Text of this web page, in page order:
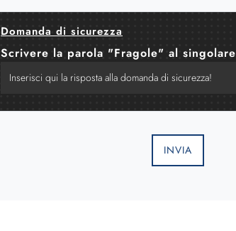
Domanda di sicurezza
Scrivere la parola "Fragole" al singolare
INVIA